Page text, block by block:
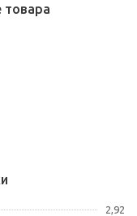
товара
2,92